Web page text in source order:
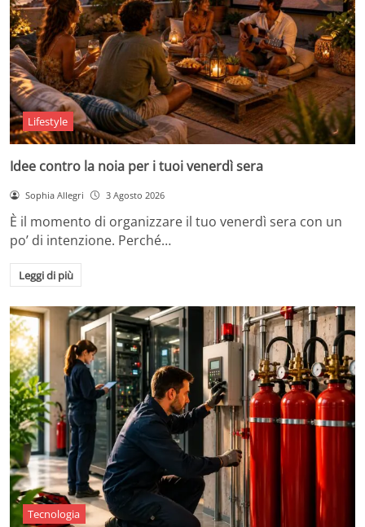
Lifestyle
Idee contro la noia per i tuoi venerdì sera
Sophia Allegri 3 Agosto 2026
È il momento di organizzare il tuo venerdì sera con un
po’ di intenzione. Perché…
Leggi di più
Tecnologia